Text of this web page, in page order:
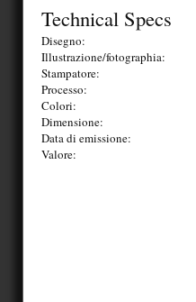
Technical Specs
Disegno:
Illustrazione/fotographia:
Stampatore:
Processo:
Colori:
Dimensione:
Data di emissione:
Valore: